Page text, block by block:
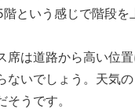
という感じで階段を
席は道路から高い位
ないでしょう。天気
うです。